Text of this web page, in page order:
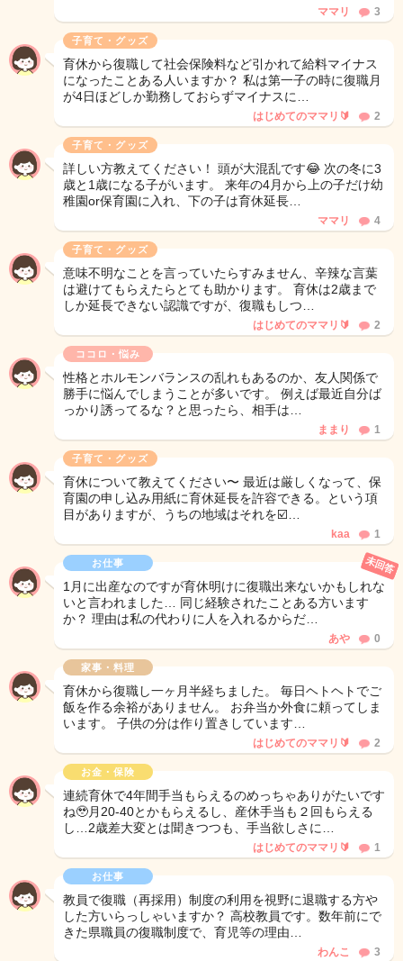
ママリ 3
子育て・グッズ
育休から復職して社会保険料など引かれて給料マイナス
になったことある人いますか？ 私は第一子の時に復職月
が4日ほどしか勤務しておらずマイナスに…
はじめてのママリ🔰 2
子育て・グッズ
詳しい方教えてください！ 頭が大混乱です😂 次の冬に3
歳と1歳になる子がいます。 来年の4月から上の子だけ幼
稚園or保育園に入れ、下の子は育休延長…
ママリ 4
子育て・グッズ
意味不明なことを言っていたらすみません、辛辣な言葉
は避けてもらえたらとても助かります。 育休は2歳まで
しか延長できない認識ですが、復職もしつ…
はじめてのママリ🔰 2
ココロ・悩み
性格とホルモンバランスの乱れもあるのか、友人関係で
勝手に悩んでしまうことが多いです。 例えば最近自分ば
っかり誘ってるな？と思ったら、相手は…
ままり 1
子育て・グッズ
育休について教えてください〜 最近は厳しくなって、保
育園の申し込み用紙に育休延長を許容できる。という項
目がありますが、うちの地域はそれを☑️…
kaa 1
お仕事
1月に出産なのですが育休明けに復職出来ないかもしれな
いと言われました… 同じ経験されたことある方います
か？ 理由は私の代わりに人を入れるからだ…
未回答
あや 0
家事・料理
育休から復職し一ヶ月半経ちました。 毎日ヘトヘトでご
飯を作る余裕がありません。 お弁当か外食に頼ってしま
います。 子供の分は作り置きしています…
はじめてのママリ🔰 2
お金・保険
連続育休で4年間手当もらえるのめっちゃありがたいです
ね🥹月20-40とかもらえるし、産休手当も２回もらえる
し…2歳差大変とは聞きつつも、手当欲しさに…
はじめてのママリ🔰 1
お仕事
教員で復職（再採用）制度の利用を視野に退職する方や
した方いらっしゃいますか？ 高校教員です。数年前にで
きた県職員の復職制度で、育児等の理由…
わんこ 3